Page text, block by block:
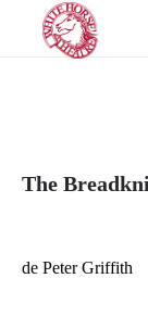
The
de Peter Griffith